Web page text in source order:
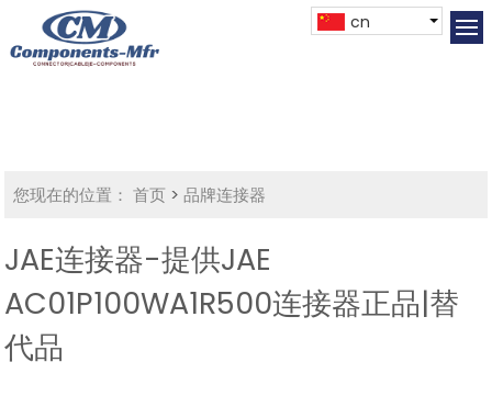
cn
您现在的位置： 首页 >品牌连接器
JAE连接器-提供JAE
AC01P100WA1R500连接器正品|替
代品